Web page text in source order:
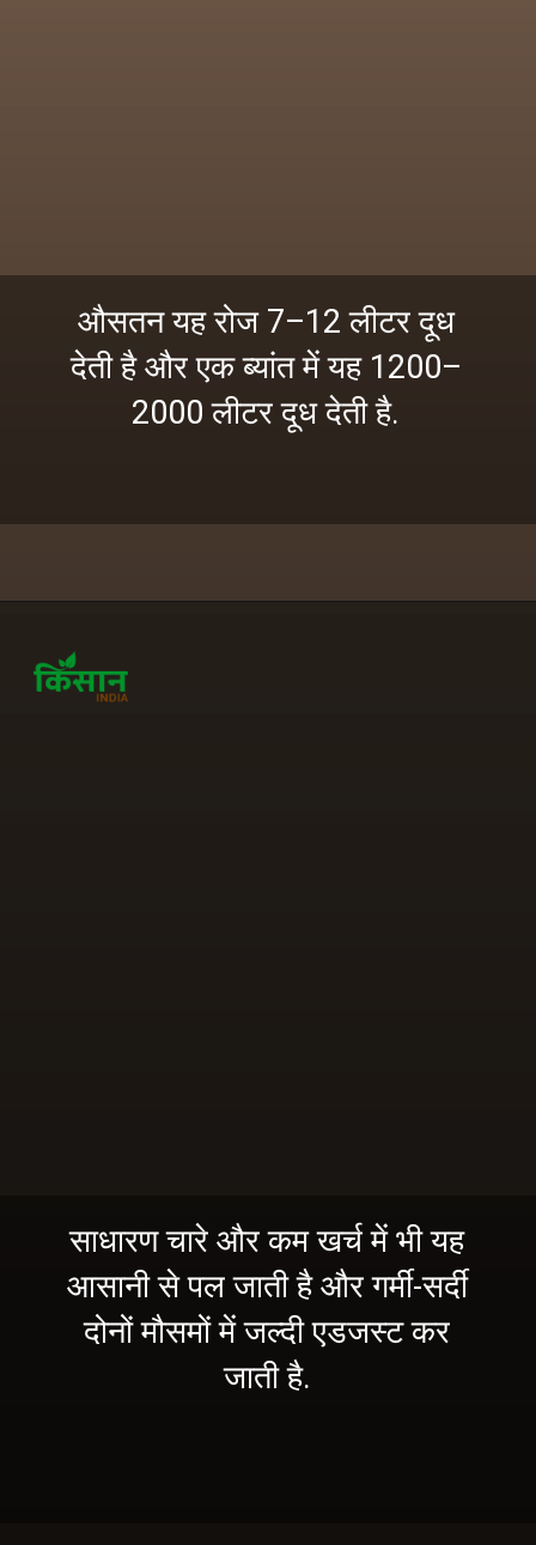
औसतन यह रोज 7–12 लीटर दूध
देती है और एक ब्यांत में यह 1200–
2000 लीटर दूध देती है.
साधारण चारे और कम खर्च में भी यह
आसानी से पल जाती है और गर्मी-सर्दी
दोनों मौसमों में जल्दी एडजस्ट कर
जाती है.